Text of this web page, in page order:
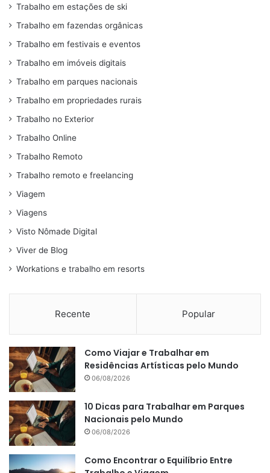
Trabalho em estações de ski
Trabalho em fazendas orgânicas
Trabalho em festivais e eventos
Trabalho em imóveis digitais
Trabalho em parques nacionais
Trabalho em propriedades rurais
Trabalho no Exterior
Trabalho Online
Trabalho Remoto
Trabalho remoto e freelancing
Viagem
Viagens
Visto Nômade Digital
Viver de Blog
Workations e trabalho em resorts
Recente Popular
Como Viajar e Trabalhar em
Residências Artísticas pelo Mundo
06/08/2026
10 Dicas para Trabalhar em Parques
Nacionais pelo Mundo
06/08/2026
Como Encontrar o Equilíbrio Entre